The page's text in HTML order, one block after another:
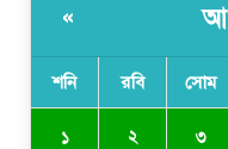
«
শনি রবি সোম
১ ২ ৩